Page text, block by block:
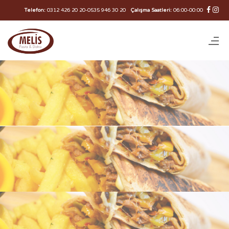
Telefon: 0312 426 20 20-0535 946 30 20 Çalışma Saatleri: 06:00-00:00